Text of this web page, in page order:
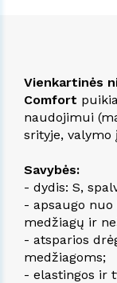
Vienkartinės
Comfort
naudojimui
srityje, valymo
Savybės:
- dydis: S,
- apsaugo
medžiagų ir
- atsparios
medžiagoms;
- elastingos ir